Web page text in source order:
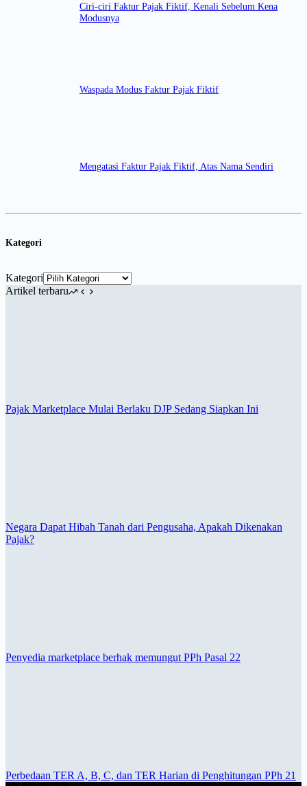
Ciri-ciri Faktur Pajak Fiktif, Kenali Sebelum Kena
Modusnya
Waspada Modus Faktur Pajak Fiktif
Mengatasi Faktur Pajak Fiktif, Atas Nama Sendiri
Kategori
Kategori
Artikel terbaru
Pajak Marketplace Mulai Berlaku DJP Sedang Siapkan Ini
Negara Dapat Hibah Tanah dari Pengusaha, Apakah Dikenakan
Pajak?
Penyedia marketplace berhak memungut PPh Pasal 22
Perbedaan TER A, B, C, dan TER Harian di Penghitungan PPh 21